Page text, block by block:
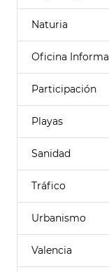
Naturia
Oficina
Participación
Playas
Sanidad
Tráfico
Urbanismo
Valencia